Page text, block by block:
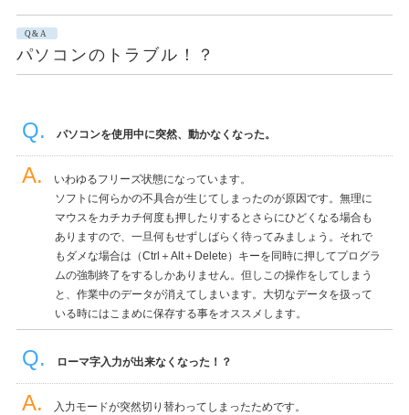
Q&A
パソコンのトラブル！？
パソコンを使用中に突然、動かなくなった。
いわゆるフリーズ状態になっています。
ソフトに何らかの不具合が生じてしまったのが原因です。無理に
マウスをカチカチ何度も押したりするとさらにひどくなる場合も
ありますので、一旦何もせずしばらく待ってみましょう。それで
もダメな場合は（Ctrl＋Alt＋Delete）キーを同時に押してプログラ
ムの強制終了をするしかありません。但しこの操作をしてしまう
と、作業中のデータが消えてしまいます。大切なデータを扱って
いる時にはこまめに保存する事をオススメします。
ローマ字入力が出来なくなった！？
入力モードが突然切り替わってしまったためです。